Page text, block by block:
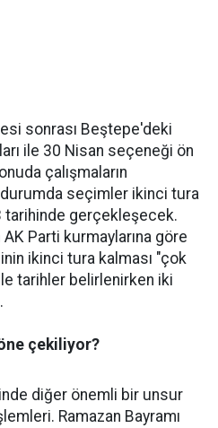
sonrası Beştepe'deki
ile 30 Nisan seçeneği ön
çalışmaların
durumda seçimler ikinci tura
tarihinde gerçekleşecek.
Parti kurmaylarına göre
ikinci tura kalması "çok
tarihler belirlenirken iki
çekiliyor?
diğer önemli bir unsur
Ramazan Bayramı